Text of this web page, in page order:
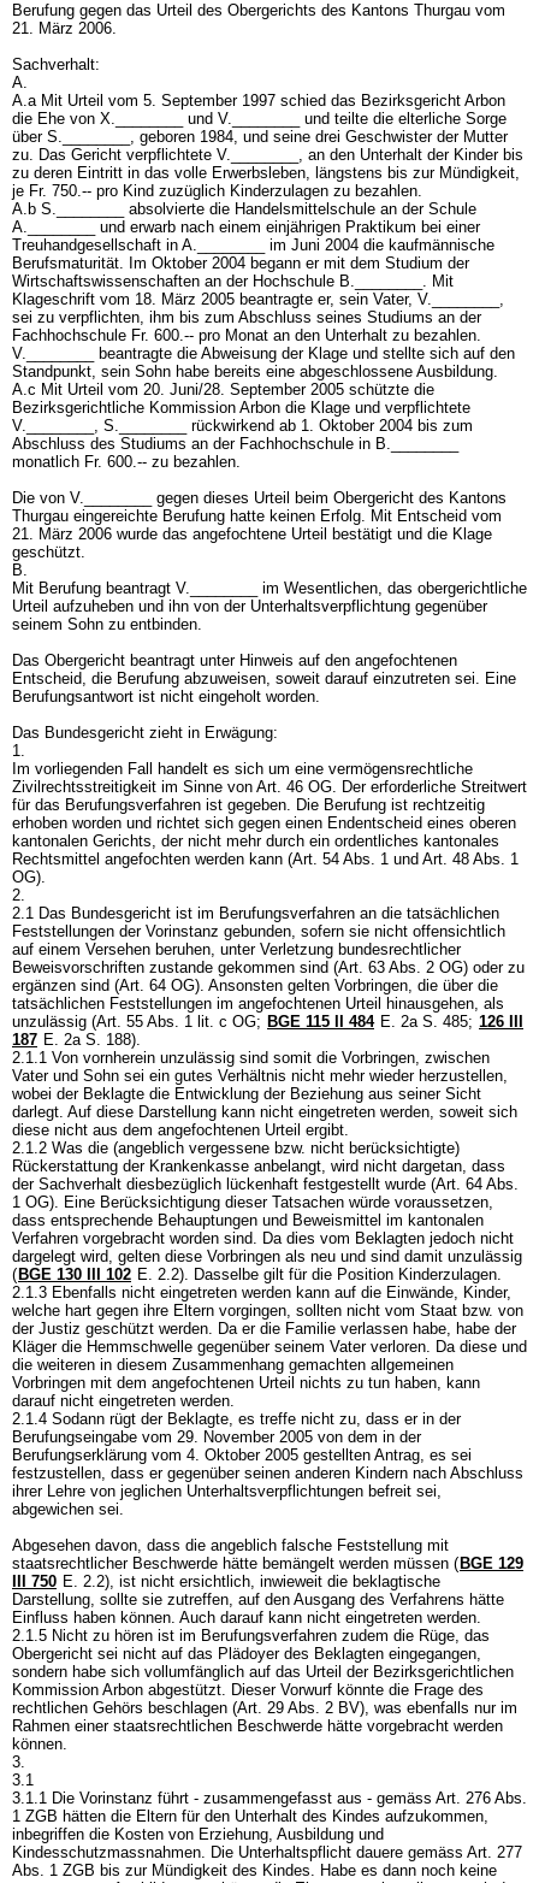
Berufung gegen das Urteil des Obergerichts des Kantons Thurgau vom
21. März 2006.
Sachverhalt:
A.
A.a Mit Urteil vom 5. September 1997 schied das Bezirksgericht Arbon
die Ehe von X.________ und V.________ und teilte die elterliche Sorge
über S.________, geboren 1984, und seine drei Geschwister der Mutter
zu. Das Gericht verpflichtete V.________, an den Unterhalt der Kinder bis
zu deren Eintritt in das volle Erwerbsleben, längstens bis zur Mündigkeit,
je Fr. 750.-- pro Kind zuzüglich Kinderzulagen zu bezahlen.
A.b S.________ absolvierte die Handelsmittelschule an der Schule
A.________ und erwarb nach einem einjährigen Praktikum bei einer
Treuhandgesellschaft in A.________ im Juni 2004 die kaufmännische
Berufsmaturität. Im Oktober 2004 begann er mit dem Studium der
Wirtschaftswissenschaften an der Hochschule B.________. Mit
Klageschrift vom 18. März 2005 beantragte er, sein Vater, V.________,
sei zu verpflichten, ihm bis zum Abschluss seines Studiums an der
Fachhochschule Fr. 600.-- pro Monat an den Unterhalt zu bezahlen.
V.________ beantragte die Abweisung der Klage und stellte sich auf den
Standpunkt, sein Sohn habe bereits eine abgeschlossene Ausbildung.
A.c Mit Urteil vom 20. Juni/28. September 2005 schützte die
Bezirksgerichtliche Kommission Arbon die Klage und verpflichtete
V.________, S.________ rückwirkend ab 1. Oktober 2004 bis zum
Abschluss des Studiums an der Fachhochschule in B.________
monatlich Fr. 600.-- zu bezahlen.
Die von V.________ gegen dieses Urteil beim Obergericht des Kantons
Thurgau eingereichte Berufung hatte keinen Erfolg. Mit Entscheid vom
21. März 2006 wurde das angefochtene Urteil bestätigt und die Klage
geschützt.
B.
Mit Berufung beantragt V.________ im Wesentlichen, das obergerichtliche
Urteil aufzuheben und ihn von der Unterhaltsverpflichtung gegenüber
seinem Sohn zu entbinden.
Das Obergericht beantragt unter Hinweis auf den angefochtenen
Entscheid, die Berufung abzuweisen, soweit darauf einzutreten sei. Eine
Berufungsantwort ist nicht eingeholt worden.
Das Bundesgericht zieht in Erwägung:
1.
Im vorliegenden Fall handelt es sich um eine vermögensrechtliche
Zivilrechtsstreitigkeit im Sinne von Art. 46 OG. Der erforderliche Streitwert
für das Berufungsverfahren ist gegeben. Die Berufung ist rechtzeitig
erhoben worden und richtet sich gegen einen Endentscheid eines oberen
kantonalen Gerichts, der nicht mehr durch ein ordentliches kantonales
Rechtsmittel angefochten werden kann (Art. 54 Abs. 1 und Art. 48 Abs. 1
OG).
2.
2.1 Das Bundesgericht ist im Berufungsverfahren an die tatsächlichen
Feststellungen der Vorinstanz gebunden, sofern sie nicht offensichtlich
auf einem Versehen beruhen, unter Verletzung bundesrechtlicher
Beweisvorschriften zustande gekommen sind (Art. 63 Abs. 2 OG) oder zu
ergänzen sind (Art. 64 OG). Ansonsten gelten Vorbringen, die über die
tatsächlichen Feststellungen im angefochtenen Urteil hinausgehen, als
unzulässig (Art. 55 Abs. 1 lit. c OG; BGE 115 II 484 E. 2a S. 485; 126 III
187 E. 2a S. 188).
2.1.1 Von vornherein unzulässig sind somit die Vorbringen, zwischen
Vater und Sohn sei ein gutes Verhältnis nicht mehr wieder herzustellen,
wobei der Beklagte die Entwicklung der Beziehung aus seiner Sicht
darlegt. Auf diese Darstellung kann nicht eingetreten werden, soweit sich
diese nicht aus dem angefochtenen Urteil ergibt.
2.1.2 Was die (angeblich vergessene bzw. nicht berücksichtigte)
Rückerstattung der Krankenkasse anbelangt, wird nicht dargetan, dass
der Sachverhalt diesbezüglich lückenhaft festgestellt wurde (Art. 64 Abs.
1 OG). Eine Berücksichtigung dieser Tatsachen würde voraussetzen,
dass entsprechende Behauptungen und Beweismittel im kantonalen
Verfahren vorgebracht worden sind. Da dies vom Beklagten jedoch nicht
dargelegt wird, gelten diese Vorbringen als neu und sind damit unzulässig
( BGE 130 III 102 E. 2.2). Dasselbe gilt für die Position Kinderzulagen.
2.1.3 Ebenfalls nicht eingetreten werden kann auf die Einwände, Kinder,
welche hart gegen ihre Eltern vorgingen, sollten nicht vom Staat bzw. von
der Justiz geschützt werden. Da er die Familie verlassen habe, habe der
Kläger die Hemmschwelle gegenüber seinem Vater verloren. Da diese und
die weiteren in diesem Zusammenhang gemachten allgemeinen
Vorbringen mit dem angefochtenen Urteil nichts zu tun haben, kann
darauf nicht eingetreten werden.
2.1.4 Sodann rügt der Beklagte, es treffe nicht zu, dass er in der
Berufungseingabe vom 29. November 2005 von dem in der
Berufungserklärung vom 4. Oktober 2005 gestellten Antrag, es sei
festzustellen, dass er gegenüber seinen anderen Kindern nach Abschluss
ihrer Lehre von jeglichen Unterhaltsverpflichtungen befreit sei,
abgewichen sei.
Abgesehen davon, dass die angeblich falsche Feststellung mit
staatsrechtlicher Beschwerde hätte bemängelt werden müssen ( BGE 129
III 750 E. 2.2), ist nicht ersichtlich, inwieweit die beklagtische
Darstellung, sollte sie zutreffen, auf den Ausgang des Verfahrens hätte
Einfluss haben können. Auch darauf kann nicht eingetreten werden.
2.1.5 Nicht zu hören ist im Berufungsverfahren zudem die Rüge, das
Obergericht sei nicht auf das Plädoyer des Beklagten eingegangen,
sondern habe sich vollumfänglich auf das Urteil der Bezirksgerichtlichen
Kommission Arbon abgestützt. Dieser Vorwurf könnte die Frage des
rechtlichen Gehörs beschlagen (Art. 29 Abs. 2 BV), was ebenfalls nur im
Rahmen einer staatsrechtlichen Beschwerde hätte vorgebracht werden
können.
3.
3.1
3.1.1 Die Vorinstanz führt - zusammengefasst aus - gemäss Art. 276 Abs.
1 ZGB hätten die Eltern für den Unterhalt des Kindes aufzukommen,
inbegriffen die Kosten von Erziehung, Ausbildung und
Kindesschutzmassnahmen. Die Unterhaltspflicht dauere gemäss Art. 277
Abs. 1 ZGB bis zur Mündigkeit des Kindes. Habe es dann noch keine